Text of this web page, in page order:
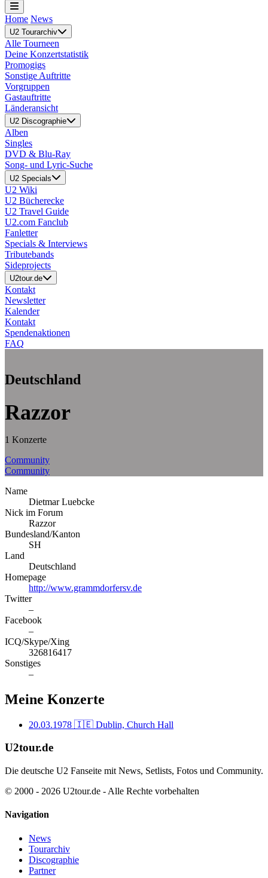
Home News
U2 Tourarchiv
Alle Tourneen
Deine Konzertstatistik
Promogigs
Sonstige Auftritte
Vorgruppen
Gastauftritte
Länderansicht
U2 Discographie
Alben
Singles
DVD & Blu-Ray
Song- und Lyric-Suche
U2 Specials
U2 Wiki
U2 Bücherecke
U2 Travel Guide
U2.com Fanclub
Fanletter
Specials & Interviews
Tributebands
Sideprojects
U2tour.de
Kontakt
Newsletter
Kalender
Kontakt
Spendenaktionen
FAQ
Deutschland
Razzor
1 Konzerte
Community
Community
Name
Dietmar Luebcke
Nick im Forum
Razzor
Bundesland/Kanton
SH
Land
Deutschland
Homepage
http://www.grammdorfersv.de
Twitter
–
Facebook
–
ICQ/Skype/Xing
326816417
Sonstiges
–
Meine Konzerte
20.03.1978 🇮🇪 Dublin, Church Hall
U2tour.de
Die deutsche U2 Fanseite mit News, Setlists, Fotos und Community.
© 2000 - 2026 U2tour.de - Alle Rechte vorbehalten
Navigation
News
Tourarchiv
Discographie
Partner